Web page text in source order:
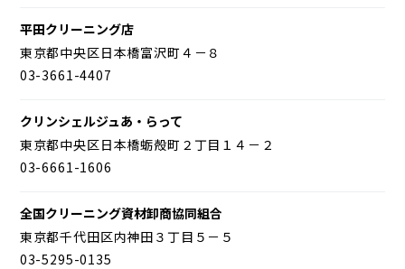
平田クリーニング店
東京都中央区日本橋富沢町４－８
03-3661-4407
クリンシェルジュあ・らって
東京都中央区日本橋蛎殻町２丁目１４－２
03-6661-1606
全国クリーニング資材卸商協同組合
東京都千代田区内神田３丁目５－５
03-5295-0135